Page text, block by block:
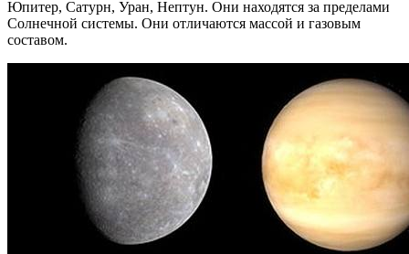
Юпитер, Сатурн, Уран, Нептун. Они находятся за пределами
Солнечной системы. Они отличаются массой и газовым
составом.